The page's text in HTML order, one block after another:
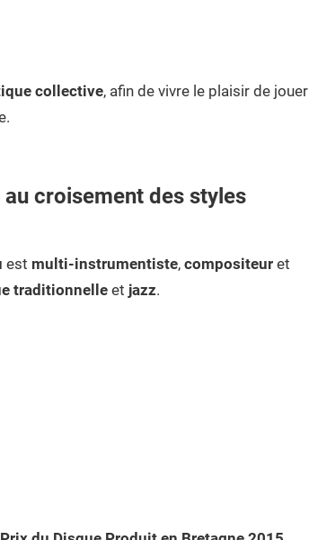
collective, afin de vivre le plaisir de jouer
croisement des styles
est multi-instrumentiste, compositeur et
traditionnelleet jazz.